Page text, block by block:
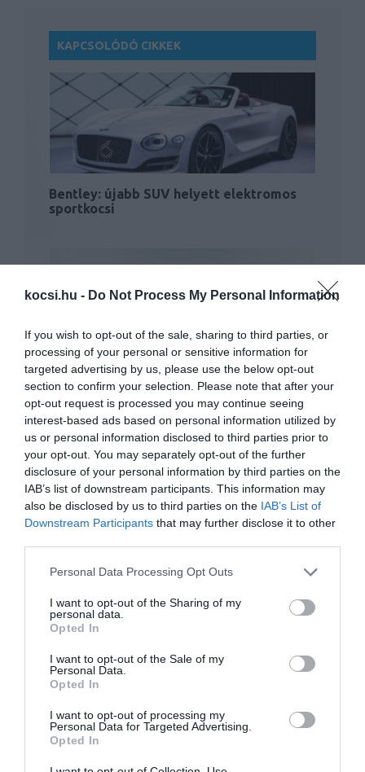
kocsi.hu - Do Not Process My Personal Information
If you wish to opt-out of the sale, sharing to third parties, or
processing of your personal or sensitive information for
targeted advertising by us, please use the below opt-out
section to confirm your selection. Please note that after your
opt-out request is processed you may continue seeing
interest-based ads based on personal information utilized by
us or personal information disclosed to third parties prior to
your opt-out. You may separately opt-out of the further
disclosure of your personal information by third parties on the
IAB’s list of downstream participants. This information may
also be disclosed by us to third parties on the IAB’s List of
Downstream Participants that may further disclose it to other
Please note that this website/app uses one or more Google
not limited to your visit or usage behaviour. You may click to
grant or deny consent to Google and its third-party tags to
use your data for below specified purposes in below Google
consent section.
Personal Data Processing Opt Outs
I want to opt-out of the Sharing of my
personal data.
Opted In
I want to opt-out of the Sale of my
Personal Data.
Opted In
I want to opt-out of processing my
Personal Data for Targeted Advertising.
Opted In
KAPCSOLÓDÓ CIKKEK
Bentley: újabb SUV helyett elektromos
sportkocsi
Jöhet az elektromos Bentley
Villanyosít a Bentley
Sportkocsit gyártana a Bentley